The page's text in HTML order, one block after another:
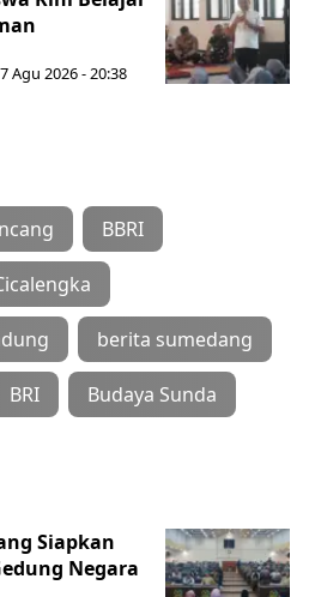
Agu 2026 - 20:38
BBRI
berita sumedang
BRI Budaya Sunda
Siapkan
Negara